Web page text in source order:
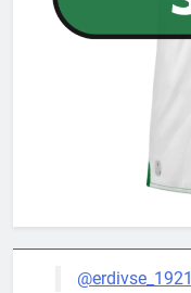
@erdivse_1921